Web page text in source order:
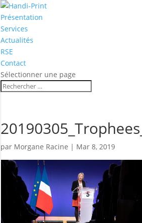
Présentation
Services
Actualités
RSE
Contact
Sélectionner une page
par Morgane Racine | Mar 8, 2019